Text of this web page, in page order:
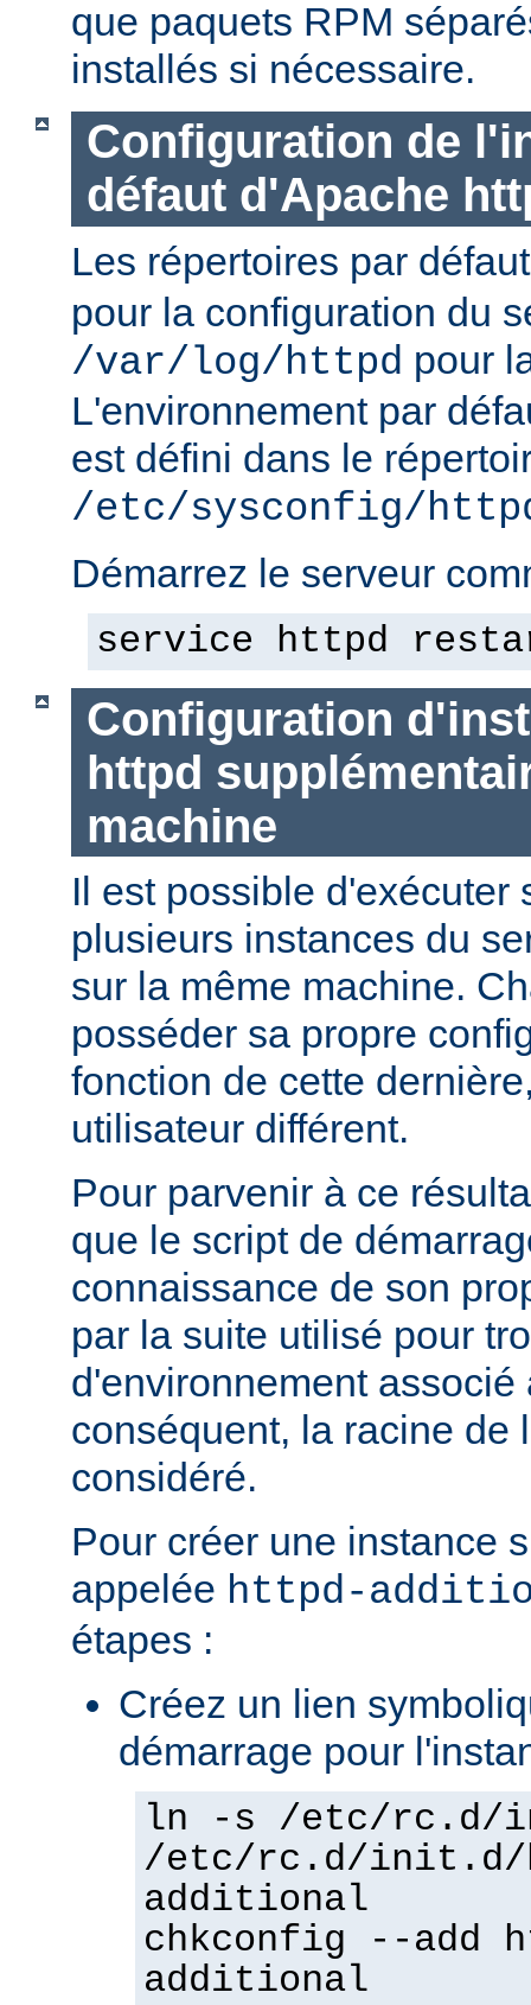
que paquets RPM
installés si nécessaire.
Configuration de
défaut d'Apache
Les répertoires par
pour la configuration du
/var/log/httpd pour
L'environnement par
est défini dans le
/etc/sysconfig/
Démarrez le serveur
service httpd
Configuration
httpd
machine
Il est possible d'exécuter
plusieurs instances du
sur la même machine.
posséder sa propre
fonction de cette
utilisateur différent.
Pour parvenir à ce
que le script de
connaissance de son
par la suite utilisé pour
d'environnement associé
conséquent, la racine de
considéré.
Pour créer une instance
appelée httpd-
étapes :
Créez un lien
démarrage pour
ln -s /etc/rc.d/
/etc/rc.d/init.d/
additional
chkconfig --add
additional